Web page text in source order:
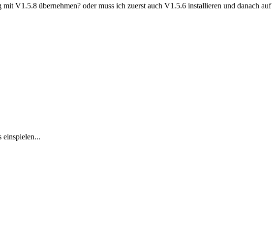
V1.5.8 übernehmen? oder muss ich zuerst auch V1.5.6 installieren und danach auf
einspielen...